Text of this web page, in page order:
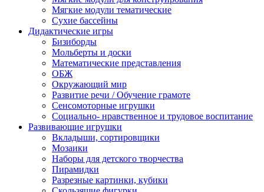
Мягкие модули тематические
Сухие бассейны
Дидактические игры
Бизиборды
Мольберты и доски
Математические представления
ОБЖ
Окружающий мир
Развитие речи / Обучение грамоте
Сенсомоторные игрушки
Социально- нравственное и трудовое воспитание
Развивающие игрушки
Вкладыши, сортировщики
Мозаики
Наборы для детского творчества
Пирамидки
Разрезные картинки, кубики